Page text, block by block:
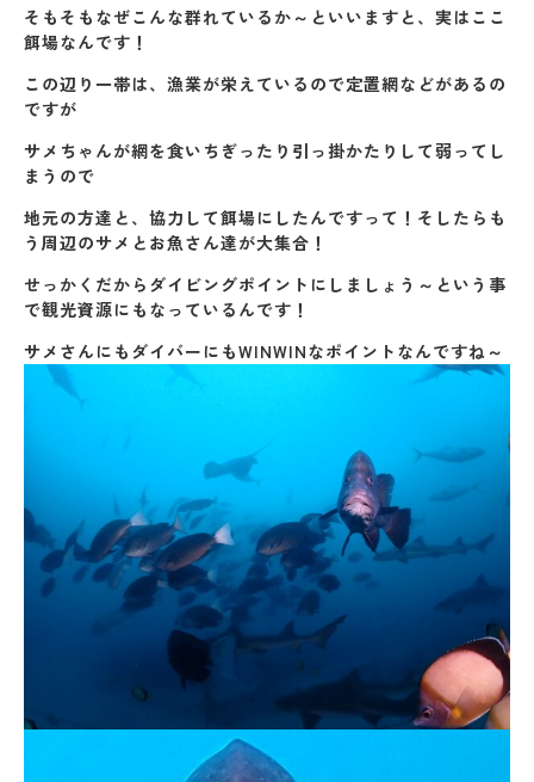
そもそもなぜこんな群れているか～といいますと、実はここ
餌場なんです！
この辺り一帯は、漁業が栄えているので定置網などがあるの
ですが
サメちゃんが網を食いちぎったり引っ掛かたりして弱ってし
まうので
地元の方達と、協力して餌場にしたんですって！そしたらも
う周辺のサメとお魚さん達が大集合！
せっかくだからダイビングポイントにしましょう～という事
で観光資源にもなっているんです！
サメさんにもダイバーにもWINWINなポイントなんですね～